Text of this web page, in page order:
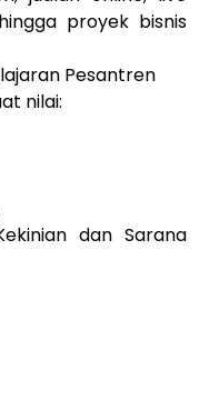
proyek bisnis
Pesantren
nilai:
dan Sarana